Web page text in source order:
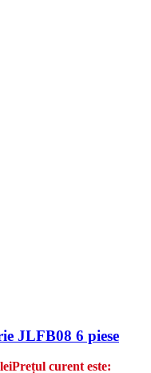
JLFB08 6 piese
leiPrețul curent este: